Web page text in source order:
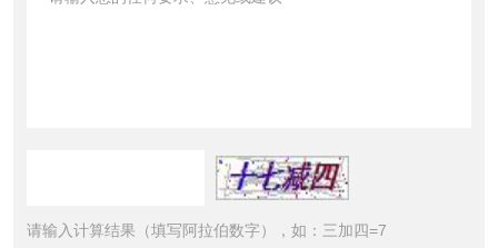
请输入计算结果（填写阿拉伯数字），如：三加四=7